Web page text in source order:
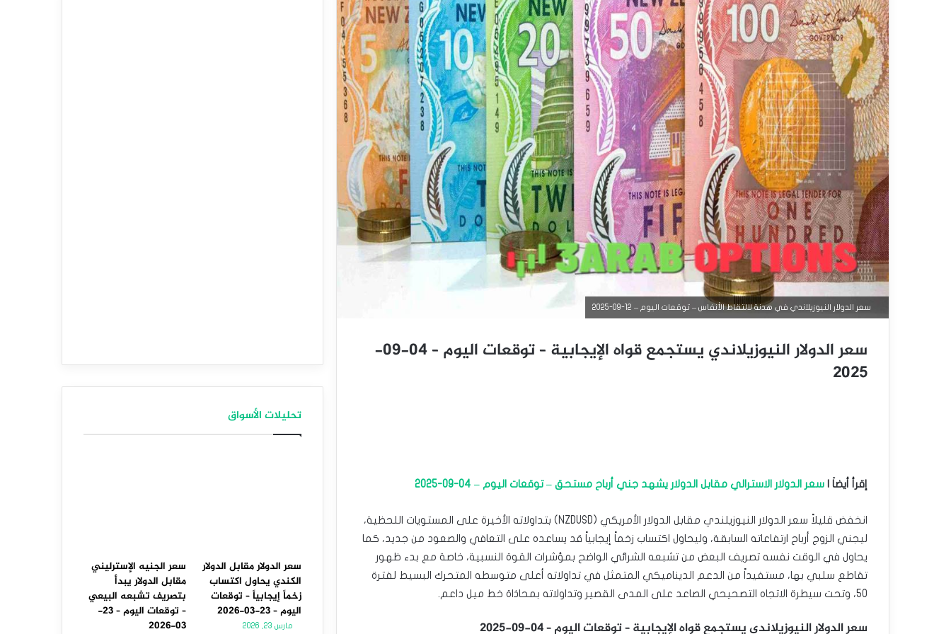
سعر الدولار النيوزيلاندي في هدنة لالتقاط الأنفاس – توقعات اليوم – 12-09-2025
سعر الدولار النيوزيلاندي يستجمع قواه الإيجابية – توقعات اليوم – 04-09-
2025
إقرأ أيضاَ | سعر الدولار الاسترالي مقابل الدولار يشهد جني أرباح مستحق – توقعات اليوم – 04-09-2025
انخفض قليلاً سعر الدولار النيوزيلندي مقابل الدولار الأمريكي (NZDUSD) بتداولاته الأخيرة على المستويات اللحظية،
ليجني الزوج أرباح ارتفاعاته السابقة، وليحاول اكتساب زخماً إيجابياً قد يساعده على التعافي والصعود من جديد، كما
يحاول في الوقت نفسه تصريف البعض من تشبعه الشرائي الواضح بمؤشرات القوة النسبية، خاصة مع بدء ظهور
تقاطع سلبي بها، مستفيداً من الدعم الديناميكي المتمثل في تداولاته أعلى متوسطه المتحرك البسيط لفترة
50، وتحت سيطرة الاتجاه التصحيحي الصاعد على المدى القصير وتداولاته بمحاذاة خط ميل داعم.
سعر الدولار النيوزيلاندي يستجمع قواه الإيجابية – توقعات اليوم – 04-09-2025
تحليلات الأسواق
سعر الدولار مقابل الدولار
الكندي يحاول اكتساب
زخماً إيجابياً – توقعات
اليوم – 23-03-2026
مارس 23, 2026
سعر الجنيه الإسترليني
مقابل الدولار يبدأ
بتصريف تشبعه البيعي
– توقعات اليوم – 23-
03-2026